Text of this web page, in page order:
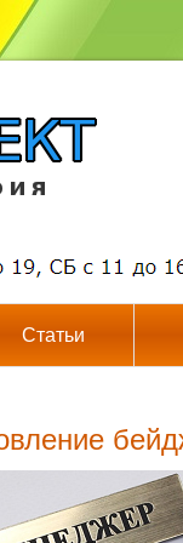
и я
Статьи